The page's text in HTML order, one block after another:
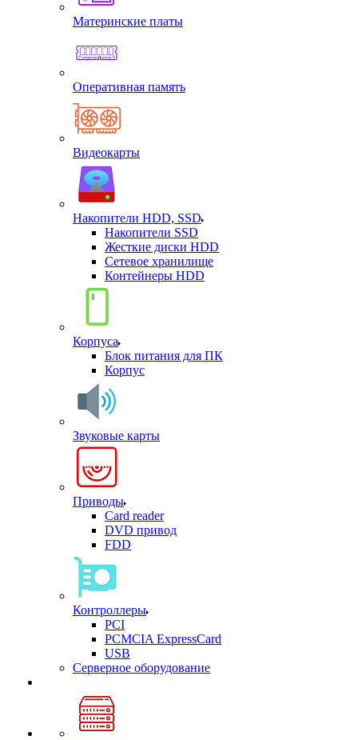
Материнские платы
Оперативная память
Видеокарты
Накопители HDD, SSD
Накопители SSD
Жесткие диски HDD
Сетевое хранилище
Контейнеры HDD
Корпуса
Блок питания для ПК
Корпус
Звуковые карты
Приводы
Card reader
DVD привод
FDD
Контроллеры
PCI
PCMCIA ExpressCard
USB
Cерверное оборудование